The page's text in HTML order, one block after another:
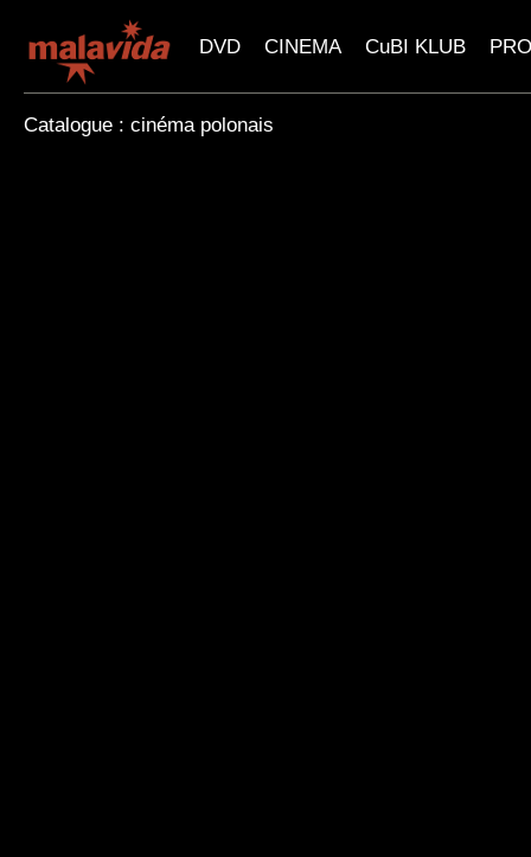
DVD CINEMA CuBI KLUB PRO
Catalogue : cinéma polonais